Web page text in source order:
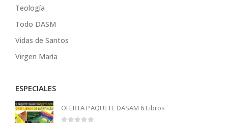
Teología
Todo DASM
Vidas de Santos
Virgen María
ESPECIALES
OFERTA PAQUETE DASAM 6 Libros